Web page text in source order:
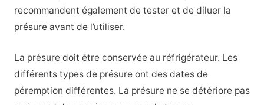
recommandent également de tester et de diluer la
présure avant de l’utiliser.
La présure doit être conservée au réfrigérateur. Les
différents types de présure ont des dates de
péremption différentes. La présure ne se détériore pas